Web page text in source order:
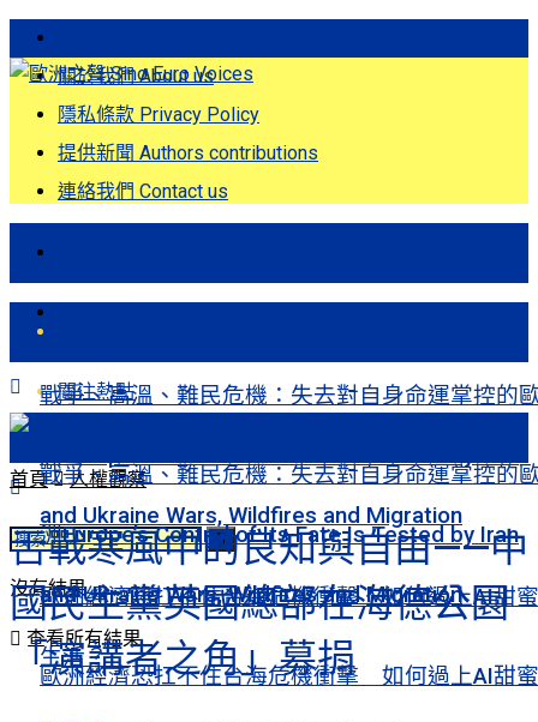
關於我們 About us
隱私條款 Privacy Policy
提供新聞 Authors contributions
連絡我們 Contact us
戰爭、高溫、難民危機：失去對自身命運掌控的
and Ukraine Wars, Wildfires and Migration
歐洲經濟恐扛不住台海危機衝擊 如何過上AI甜蜜
生活？
關注熱點
戰爭、高溫、難民危機：失去對自身命運掌控的
洲Europe’s Control of Its Fate Is Tested by Iran
and Ukraine Wars, Wildfires and Migration
歐洲經濟恐扛不住台海危機衝擊 如何過上AI甜蜜
沒有結果
查看所有結果
首頁 人權觀察
舌戰寒風中的良知與自由——中
國民主黨英國總部在海德公園
「演講者之角」募捐